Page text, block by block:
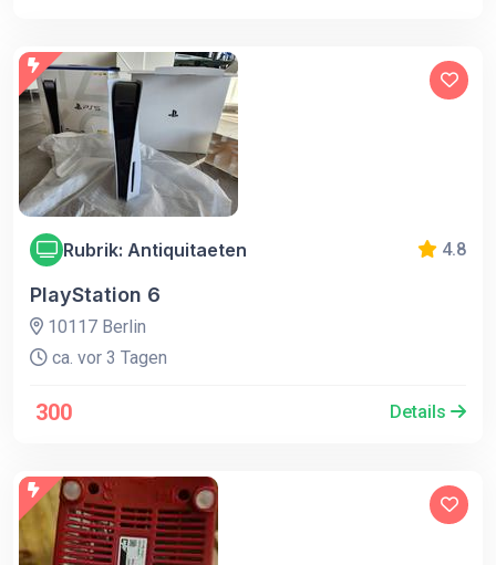
Rubrik: Antiquitaeten 4.8
PlayStation 6
10117 Berlin
ca. vor 3 Tagen
300 Details